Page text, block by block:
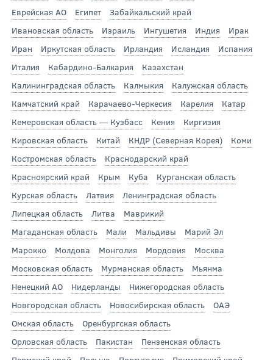
Еврейская АО
Египет
Забайкальский край
Ивановская область
Израиль Ингушетия Индия
Ирак
Иран
Иркутская область Ирландия Исландия
Испания
Италия
Кабардино-Балкария
Казахстан
Калининградская область
Калмыкия
Калужская область
Камчатский край
Карачаево-Черкесия Карелия
Катар
Кемеровская область — Кузбасс
Кения
Киргизия
Кировская область
Китай КНДР (Северная Корея)
Коми
Костромская область
Краснодарский край
Красноярский край
Крым Куба
Курганская область
Курская область
Латвия
Ленинградская область
Липецкая область
Литва
Маврикий
Магаданская область
Мали Мальдивы
Марий Эл
Марокко
Молдова Монголия Мордовия
Москва
Московская область
Мурманская область
Мьянма
Ненецкий АО
Нидерланды
Нижегородская область
Новгородская область
Новосибирская область
ОАЭ
Омская область
Оренбургская область
Орловская область
Пакистан
Пензенская область